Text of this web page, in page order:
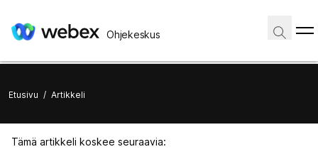
Ohjekeskus
Etusivu / Artikkeli
Tämä artikkeli koskee seuraavia: